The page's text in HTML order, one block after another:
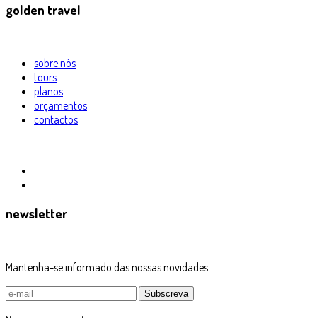
golden travel
sobre nós
tours
planos
orçamentos
contactos
newsletter
Mantenha-se informado das nossas novidades